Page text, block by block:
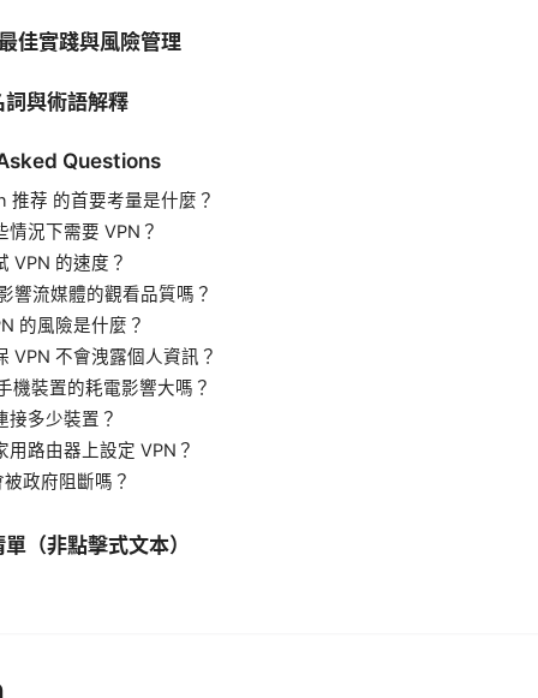
佳實踐與風險管理
與術語解釋
Questions
推荐 的首要考量是什麼？
情況下需要 VPN？
VPN 的速度？
響流媒體的觀看品質嗎？
的風險是什麼？
VPN 不會洩露個人資訊？
機裝置的耗電影響大嗎？
接多少裝置？
用路由器上設定 VPN？
政府阻斷嗎？
（非點擊式文本）